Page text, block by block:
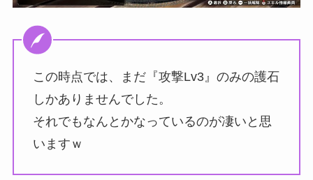
この時点では、まだ『攻撃Lv3』のみの護石
しかありませんでした。
それでもなんとかなっているのが凄いと思
いますｗ